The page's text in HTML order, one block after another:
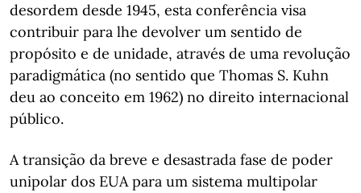
desordem desde 1945, esta conferência visa
contribuir para lhe devolver um sentido de
propósito e de unidade, através de uma revolução
paradigmática (no sentido que Thomas S. Kuhn
deu ao conceito em 1962) no direito internacional
público.
A transição da breve e desastrada fase de poder
unipolar dos EUA para um sistema multipolar